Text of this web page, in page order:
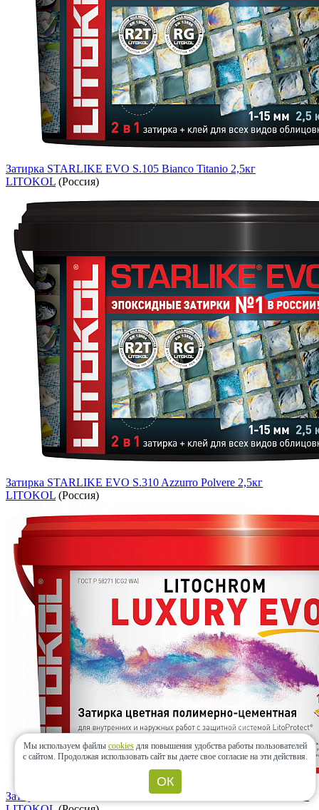
Затирка STARLIKE EVO S.105 Bianco Titanio 2,5кг
LITOKOL (Россия)
Затирка STARLIKE EVO S.310 Azzurro Polvere 2,5кг
LITOKOL (Россия)
Затирка LITOCHROM LUXURY EVO LLE.320 Шампань 2 кг
Мы используем файлы cookies для повышения удобства работы пользователей
с сайтом. Продолжая использовать сайт вы даете свое согласие на эти действия.
ОК